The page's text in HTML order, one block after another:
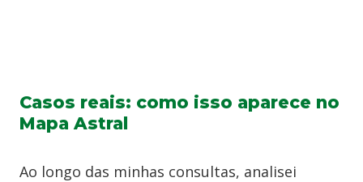
Casos reais: como isso aparece no
Mapa Astral
Ao longo das minhas consultas, analisei